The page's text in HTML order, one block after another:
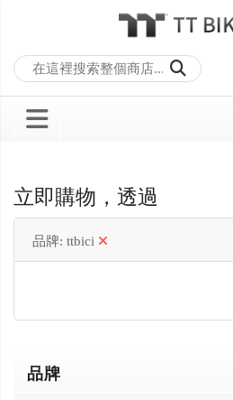
立即購物，透過
品牌 ttbici
品牌